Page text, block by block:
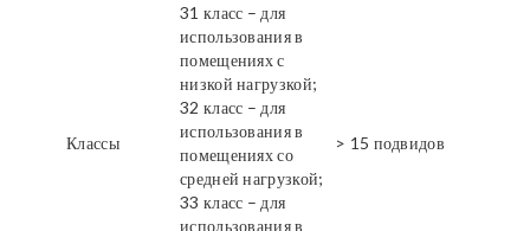
Классы
31 класс – для
использования в
помещениях с
низкой нагрузкой;
32 класс – для
использования в
помещениях со
средней нагрузкой;
33 класс – для
использования в
> 15 подвидов